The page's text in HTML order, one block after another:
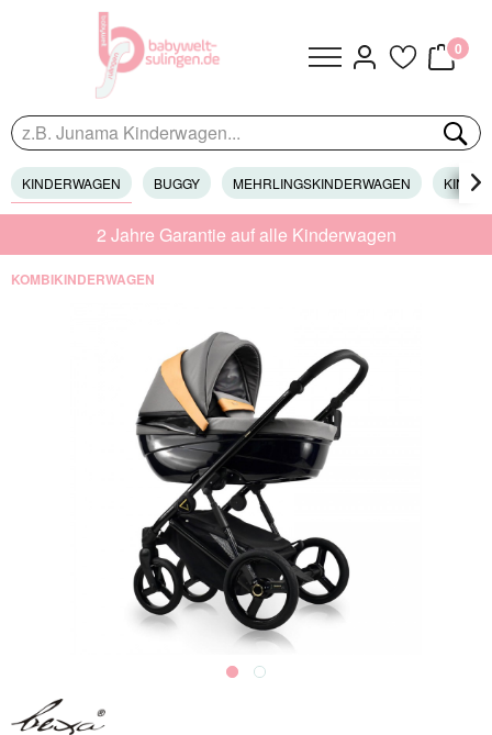
0
KINDERWAGEN BUGGY MEHRLINGSKINDERWAGEN 
2 Jahre Garantie auf alle Kinderwagen
KOMBIKINDERWAGEN